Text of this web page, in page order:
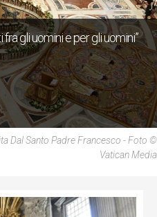
gli uomini e per gli uomini”
Dal Santo Padre Francesco - Foto ©
Vatican Media